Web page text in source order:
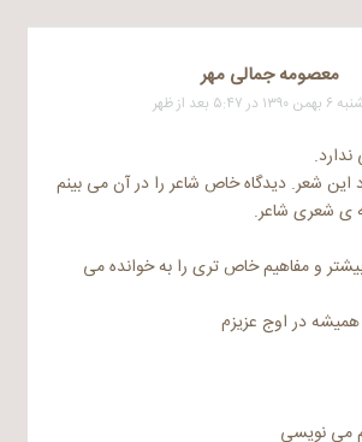
معصومه جمالی مهر
۵:۴۷ بعد از ظهر
این شعر. دیدگاه خاص شاعر را در آن می بینم
ی شعری شاعر.
و مفاهیم خاص تری را به خوانده می
در اوج عزیزم
می نویسی